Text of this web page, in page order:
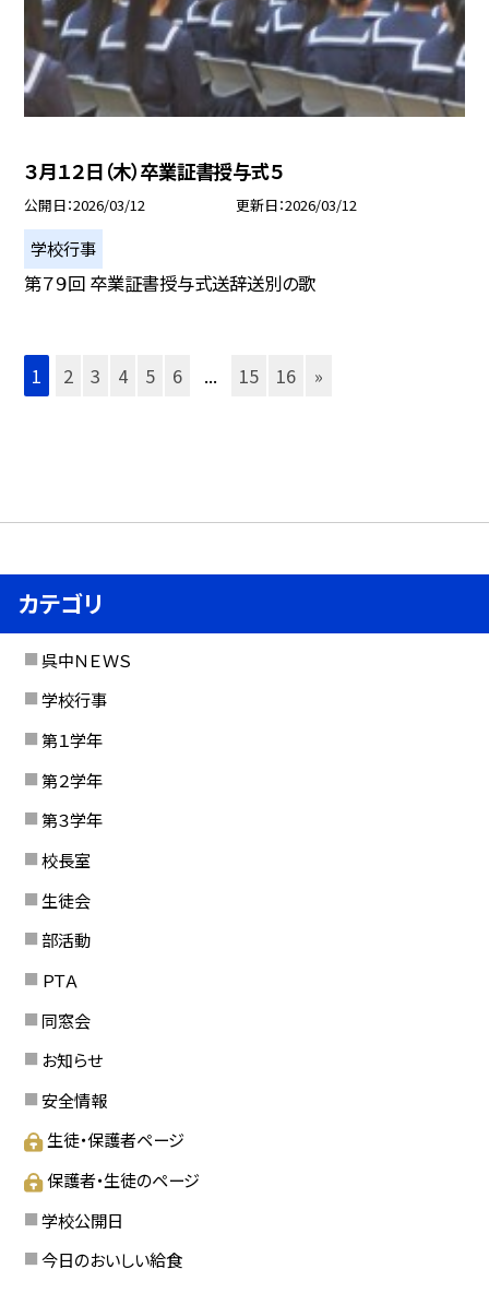
３月１２日（木）卒業証書授与式５
公開日 2026/03/12 更新日 2026/03/12
学校行事
第７９回 卒業証書授与式送辞送別の歌
1 2 3 4 5 6 ... 15 16 »
カテゴリ
呉中ＮＥＷＳ
学校行事
第１学年
第２学年
第３学年
校長室
生徒会
部活動
ＰＴＡ
同窓会
お知らせ
安全情報
生徒・保護者ページ
保護者・生徒のページ
学校公開日
今日のおいしい給食